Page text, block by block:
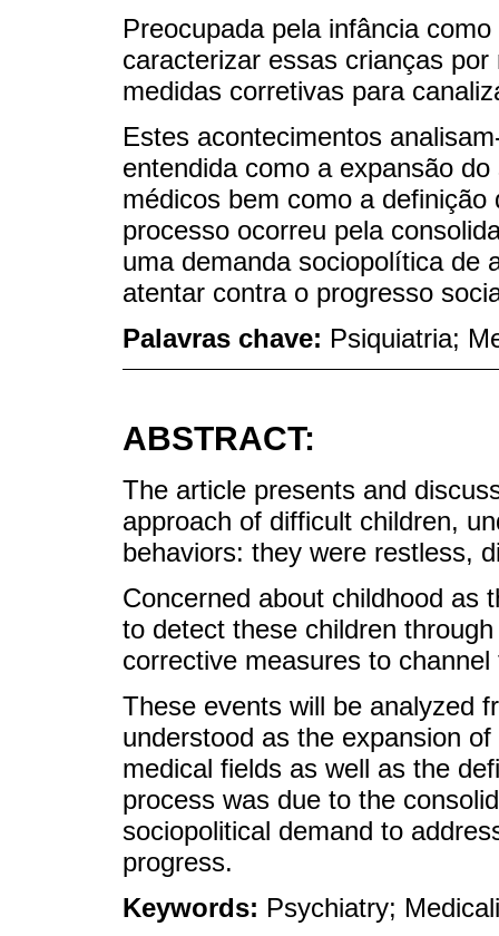
Preocupada pela infância
caracterizar essas crianças
medidas corretivas para
Estes acontecimentos
entendida como a expansão
médicos bem como a
processo ocorreu pela
uma demanda sociopolítica de
atentar contra o progresso
Palavras chave: Psiquiatria;
ABSTRACT:
The article presents and
approach of difficult children,
behaviors: they were restless,
Concerned about childhood as
to detect these children
corrective measures to channel
These events will be analyzed
understood as the expansion
medical fields as well as the
process was due to the
sociopolitical demand to
progress.
Keywords: Psychiatry;